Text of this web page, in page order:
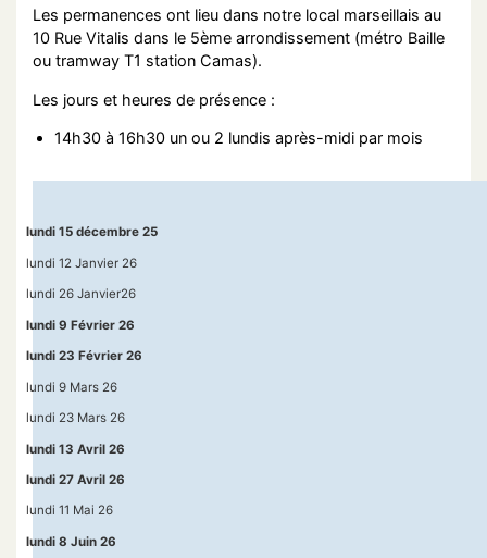
Les permanences ont lieu dans notre local marseillais au
10 Rue Vitalis dans le 5ème arrondissement (métro Baille
ou tramway T1 station Camas).
Les jours et heures de présence :
14h30 à 16h30 un ou 2 lundis après-midi par mois
lundi 15 décembre 25
lundi 12 Janvier 26
lundi 26 Janvier26
lundi 9 Février 26
lundi 23 Février 26
lundi 9 Mars 26
lundi 23 Mars 26
lundi 13 Avril 26
lundi 27 Avril 26
lundi 11 Mai 26
lundi 8 Juin 26